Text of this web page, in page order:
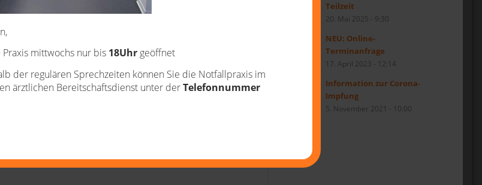
Teilzeit
20. Mai 2025 - 9:30
NEU: Online-
Terminanfrage
17. April 2023 - 12:14
Information zur Corona-
Impfung
5. November 2021 - 10:00
mittwochs nur bis 18Uhrgeöffnet
der regulären Sprechzeiten können Sie die Notfallpraxis im
ärztlichen Bereitschaftsdienst unter derTelefonnummer